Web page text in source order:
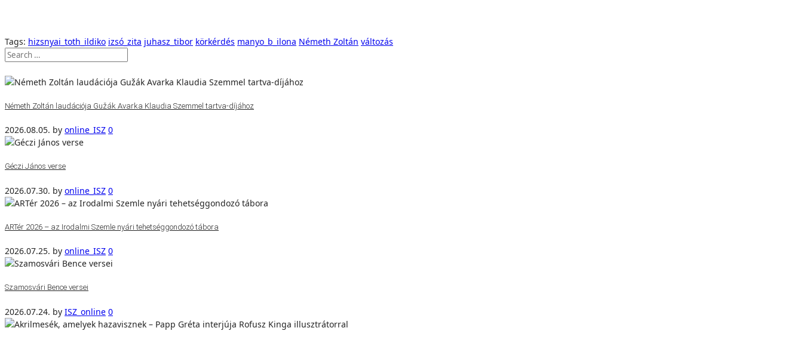
Tags: hizsnyai_toth_ildiko izsó_zita juhasz_tibor körkérdés manyo_b_ilona Németh Zoltán változás
Németh Zoltán laudációja Gužák Avarka Klaudia Szemmel tartva-díjához
2026.08.05. by online_ISZ 0
Géczi János verse
2026.07.30. by online_ISZ 0
ARTér 2026 – az Irodalmi Szemle nyári tehetséggondozó tábora
2026.07.25. by online_ISZ 0
Szamosvári Bence versei
2026.07.24. by ISZ_online 0